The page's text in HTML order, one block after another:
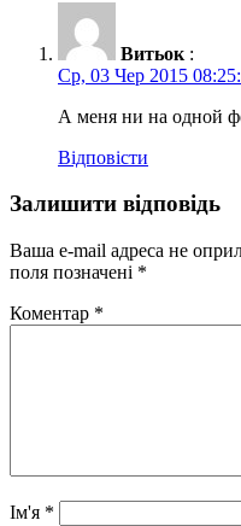
Витьок :
Ср, 03 Чер 2015
А меня ни на одной
Відповісти
Залишити відповідь
Ваша e-mail адреса не
поля позначені *
Коментар *
Ім'я *